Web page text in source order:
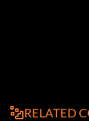
RELATED